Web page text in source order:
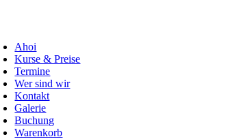
Ahoi
Kurse & Preise
Termine
Wer sind wir
Kontakt
Galerie
Buchung
Warenkorb